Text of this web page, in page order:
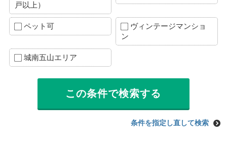
戸以上）
ペット可
ヴィンテージマンショ
ン
城南五山エリア
条件を指定し直して検索